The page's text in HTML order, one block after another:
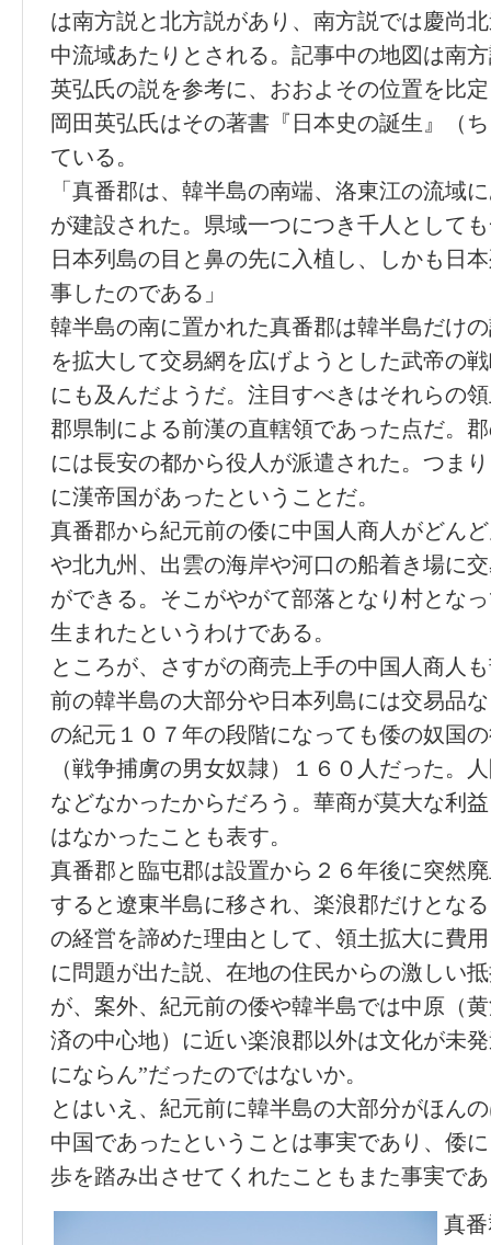
は南方説と北方説があり、南方説では慶尚
中流域あたりとされる。記事中の地図は南
英弘氏の説を参考に、おおよその位置を比
岡田英弘氏はその著書『日本史の誕生』（
ている。
「真番郡は、韓半島の南端、洛東江の流域
が建設された。県域一つにつき千人として
日本列島の目と鼻の先に入植し、しかも日
事したのである」
韓半島の南に置かれた真番郡は韓半島だけ
を拡大して交易網を広げようとした武帝の
にも及んだようだ。注目すべきはそれらの
郡県制による前漢の直轄領であった点だ。
には長安の都から役人が派遣された。つま
に漢帝国があったということだ。
真番郡から紀元前の倭に中国人商人がどん
や北九州、出雲の海岸や河口の船着き場に
ができる。そこがやがて部落となり村とな
生まれたというわけである。
ところが、さすがの商売上手の中国人商人
前の韓半島の大部分や日本列島には交易品
の紀元１０７年の段階になっても倭の奴国
（戦争捕虜の男女奴隷）１６０人だった。
などなかったからだろう。華商が莫大な利
はなかったことも表す。
真番郡と臨屯郡は設置から２６年後に突然
すると遼東半島に移され、楽浪郡だけとな
の経営を諦めた理由として、領土拡大に費
に問題が出た説、在地の住民からの激しい
が、案外、紀元前の倭や韓半島では中原（
済の中心地）に近い楽浪郡以外は文化が未
にならん”だったのではないか。
とはいえ、紀元前に韓半島の大部分がほん
中国であったということは事実であり、倭
歩を踏み出させてくれたこともまた事実で
真